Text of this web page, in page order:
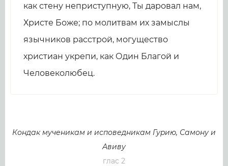
как стену неприступную, Ты даровал нам,
Христе Боже; по молитвам их замыслы
язычников расстрой, могущество
христиан укрепи, как Один Благой и
Человеколюбец.
Кондак мученикам и исповедникам Гуpию, Самону и
Авиву
глас 2